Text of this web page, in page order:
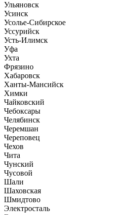
Ульяновск
Усинск
Усолье-Сибирское
Уссурийск
Усть-Илимск
Уфа
Ухта
Фрязино
Хабаровск
Ханты-Мансийск
Химки
Чайковский
Чебоксары
Челябинск
Черемшан
Череповец
Чехов
Чита
Чунский
Чусовой
Шали
Шаховская
Шмидтово
Электросталь